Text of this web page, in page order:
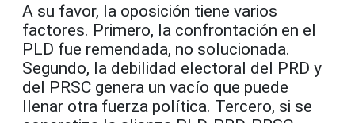
A su favor, la oposición tiene varios
factores. Primero, la confrontación en el
PLD fue remendada, no solucionada.
Segundo, la debilidad electoral del PRD y
del PRSC genera un vacío que puede
llenar otra fuerza política. Tercero, si se